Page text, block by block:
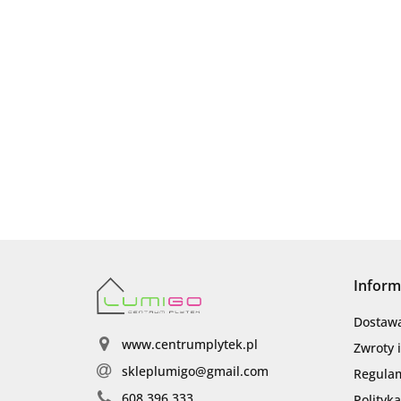
www.centrumplytek.pl
skleplumigo@gmail.com
Zwroty